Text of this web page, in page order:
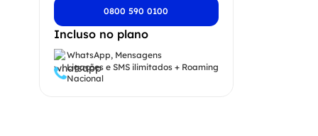
0800 590 0100
Incluso no plano
WhatsApp, Mensagens
Ligações e SMS ilimitados + Roaming
Nacional